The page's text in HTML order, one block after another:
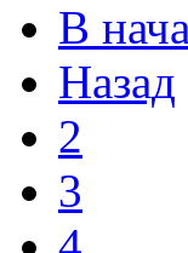
В
Назад
2
3